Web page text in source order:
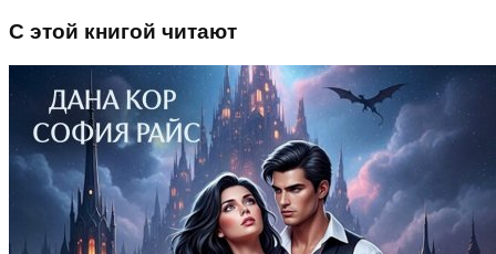
С этой книгой читают